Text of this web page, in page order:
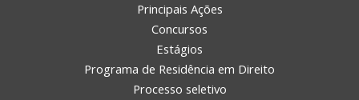
Principais Ações
Concursos
Estágios
Programa de Residência em Direito
Processo seletivo